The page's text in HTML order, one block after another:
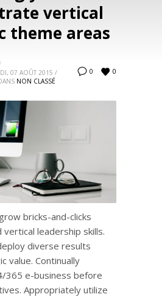
vertical
theme areas
0 0
07 AOÛT 2015 /
NON CLASSÉ
bricks-and-clicks
vertical leadership skills.
diverse results
value. Continually
365 e-business before
Appropriately utilize